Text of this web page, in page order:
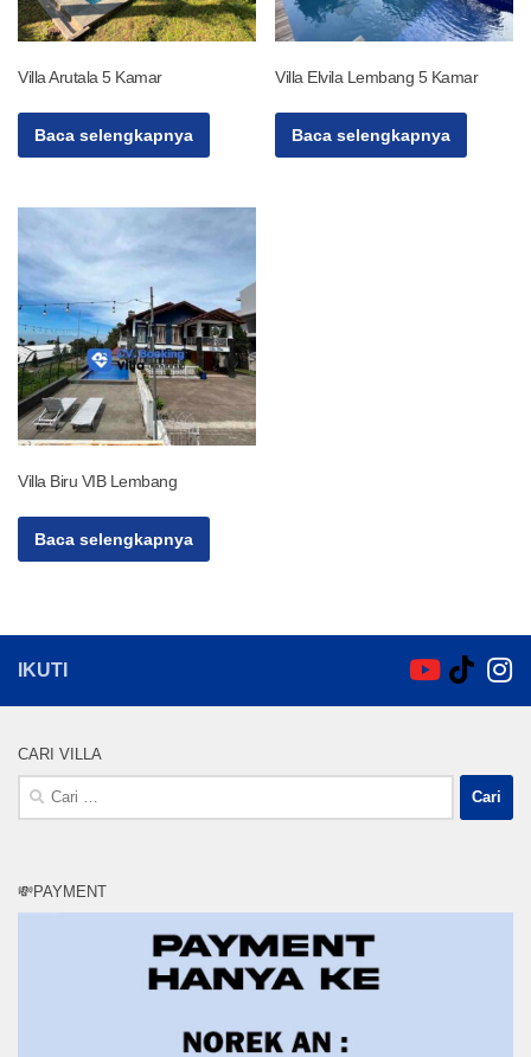
Villa Arutala 5 Kamar
Baca selengkapnya
Villa Elvila Lembang 5 Kamar
Baca selengkapnya
Villa Biru VIB Lembang
Baca selengkapnya
IKUTI
CARI VILLA
Cari
💸PAYMENT